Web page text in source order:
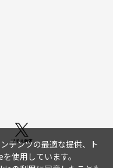
テンツの最適な提供、ト
使用しています。